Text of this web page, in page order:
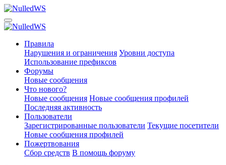
Правила
Нарушения и ограничения Уровни доступа
Использование префиксов
Форумы
Новые сообщения
Что нового?
Новые сообщения Новые сообщения профилей
Последняя активность
Пользователи
Зарегистрированные пользователи Текущие посетители
Новые сообщения профилей
Пожертвования
Сбор средств В помощь форуму